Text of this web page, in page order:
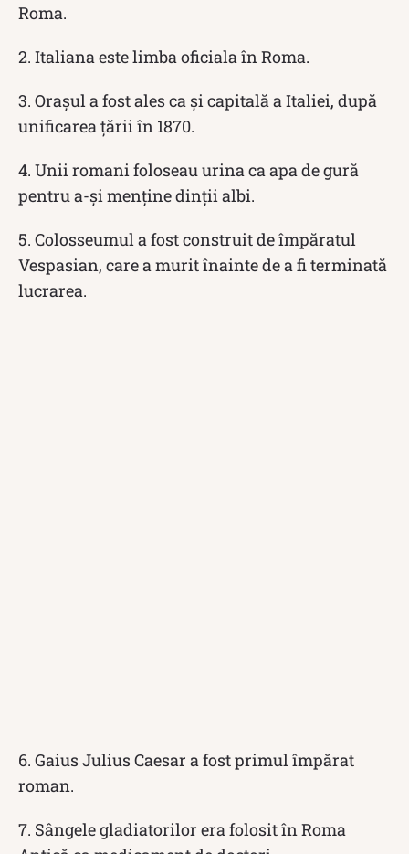
Roma.
2. Italiana este limba oficiala în Roma.
3. Orașul a fost ales ca și capitală a Italiei, după
unificarea țării în 1870.
4. Unii romani foloseau urina ca apa de gură
pentru a-și menține dinții albi.
5. Colosseumul a fost construit de împăratul
Vespasian, care a murit înainte de a fi terminată
lucrarea.
6. Gaius Julius Caesar a fost primul împărat
roman.
7. Sângele gladiatorilor era folosit în Roma